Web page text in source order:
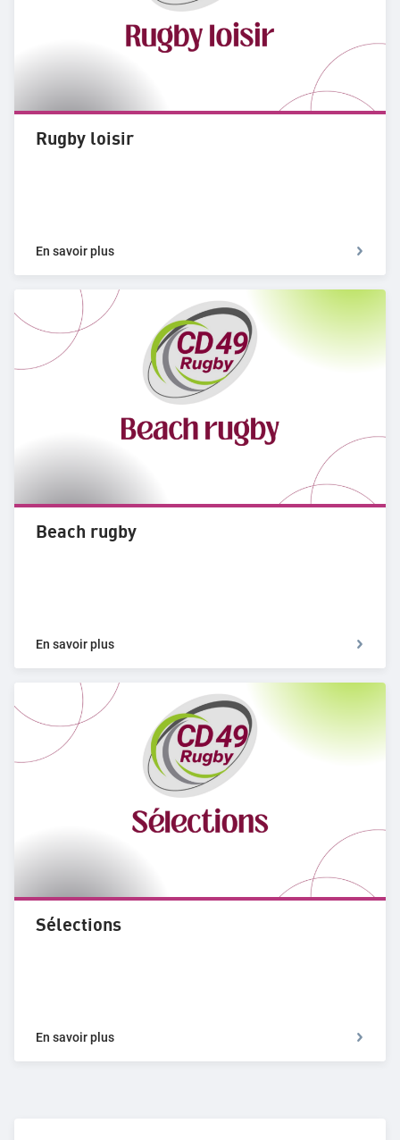
Rugby loisir
En savoir plus
Beach rugby
En savoir plus
Sélections
En savoir plus